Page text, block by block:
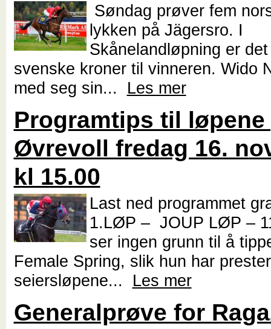
Søndag prøver fem
lykken på Jägersro. I
Skånelandløpning er
svenske kroner til vinneren. Wido
med seg sin... Les mer
Programtips til løpene
Øvrevoll fredag 16.
kl 15.00
Last ned programmet
1.LØP – JOUP LØP –
ser ingen grunn til å
Female Spring, slik hun har
seiersløpene... Les mer
Generalprøve for